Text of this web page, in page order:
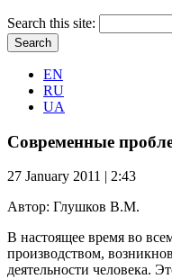
Search this site:
EN
RU
UA
Современные
27 January 2011 | 2:43
Автор: Глушков В.М.
В настоящее время во
производством,
деятельности человека.